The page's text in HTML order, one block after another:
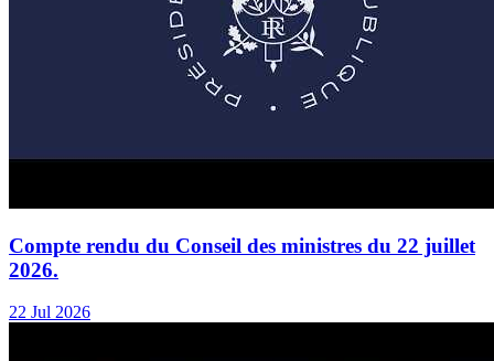
Compte rendu du Conseil des ministres du 22 juillet
2026.
22 Jul 2026